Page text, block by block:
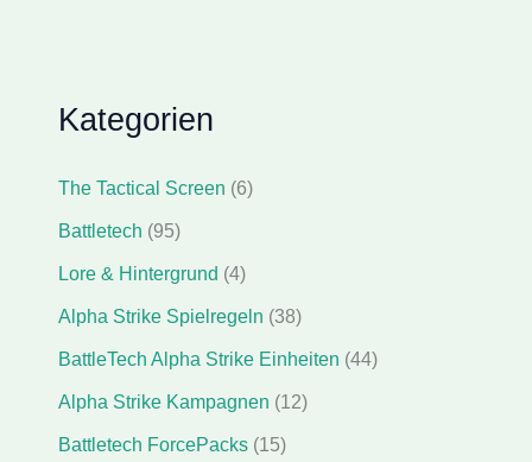
Kategorien
The Tactical Screen (6)
Battletech (95)
Lore & Hintergrund (4)
Alpha Strike Spielregeln (38)
BattleTech Alpha Strike Einheiten (44)
Alpha Strike Kampagnen (12)
Battletech ForcePacks(15)